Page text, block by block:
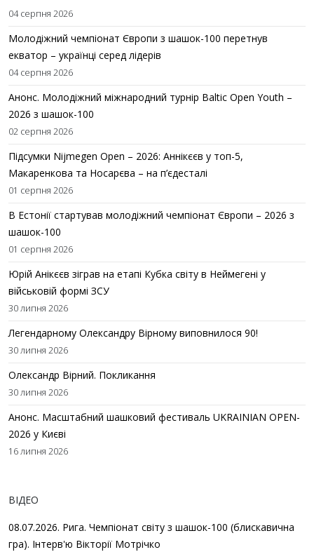
04 серпня 2026
Молодіжний чемпіонат Європи з шашок-100 перетнув
екватор – українці серед лідерів
04 серпня 2026
Анонс. Молодіжний міжнародний турнір Baltic Open Youth –
2026 з шашок-100
02 серпня 2026
Підсумки Nijmegen Open – 2026: Аннікєєв у топ-5,
Макаренкова та Носарєва – на п’єдесталі
01 серпня 2026
В Естонії стартував молодіжний чемпіонат Європи – 2026 з
шашок-100
01 серпня 2026
Юрій Анікєєв зіграв на етапі Кубка світу в Неймегені у
військовій формі ЗСУ
30 липня 2026
Легендарному Олександру Вірному виповнилося 90!
30 липня 2026
Олександр Вірний. Покликання
30 липня 2026
Анонс. Масштабний шашковий фестиваль UKRAINIAN OPEN-
2026 у Києві
16 липня 2026
ВІДЕО
08.07.2026. Рига. Чемпіонат світу з шашок-100 (блискавична
гра). Інтерв'ю Вікторії Мотрічко